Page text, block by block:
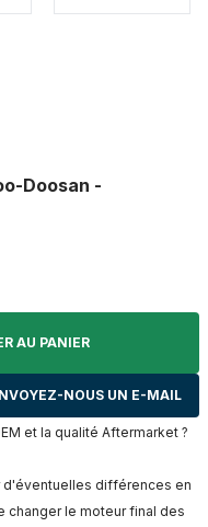
Doosan -
AU PANIER
NOUS UN E-MAIL
et la qualité Aftermarket ?
d'éventuelles différences en
changer le moteur final des